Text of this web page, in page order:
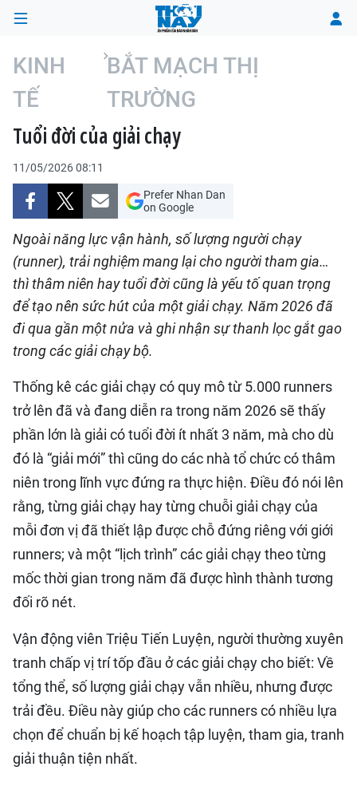
TRANG CHỦ
THỜI SỰ
CHÍNH TRỊ
XÃ HỘI
KINH TẾ
ĐÔ THỊ
VĂN HÓA - VĂN NGHỆ
QUỐC TẾ
THỂ THAO
DU LỊCH
HỒ SƠ - TƯ LIỆU
NHÂN DÂN HẰNG THÁNG
KINH
TẾ
BẮT MẠCH THỊ
TRƯỜNG
Tuổi đời của giải chạy
11/05/2026 08:11
Prefer Nhan Dan
on Google
Ngoài năng lực vận hành, số lượng người chạy
(runner), trải nghiệm mang lại cho người tham gia…
thì thâm niên hay tuổi đời cũng là yếu tố quan trọng
để tạo nên sức hút của một giải chạy. Năm 2026 đã
đi qua gần một nửa và ghi nhận sự thanh lọc gắt gao
trong các giải chạy bộ.
Thống kê các giải chạy có quy mô từ 5.000 runners
trở lên đã và đang diễn ra trong năm 2026 sẽ thấy
phần lớn là giải có tuổi đời ít nhất 3 năm, mà cho dù
đó là “giải mới” thì cũng do các nhà tổ chức có thâm
niên trong lĩnh vực đứng ra thực hiện. Điều đó nói lên
rằng, từng giải chạy hay từng chuỗi giải chạy của
mỗi đơn vị đã thiết lập được chỗ đứng riêng với giới
runners; và một “lịch trình” các giải chạy theo từng
mốc thời gian trong năm đã được hình thành tương
đối rõ nét.
Vận động viên Triệu Tiến Luyện, người thường xuyên
tranh chấp vị trí tốp đầu ở các giải chạy cho biết: Về
tổng thể, số lượng giải chạy vẫn nhiều, nhưng được
trải đều. Điều này giúp cho các runners có nhiều lựa
chọn để chuẩn bị kế hoạch tập luyện, tham gia, tranh
giải thuận tiện nhất.